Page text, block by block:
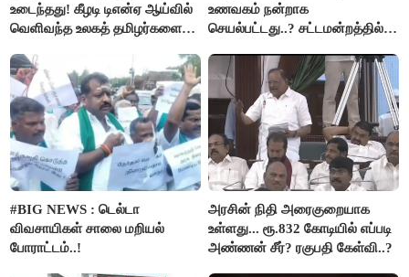
உடைந்தது! கீழடி டிஎன்ஏ ஆய்வில்
வெளிவந்த உலகத் தமிழர்களை
உணவகம் நன்றாக
செயல்பட்டது..? சட்டமன்றத்தில்
#BIG NEWS : டெல்டா
விவசாயிகள் சாலை மறியல்
போராட்டம்..!
அரசின் நிதி அரைகுறையாக
உள்ளது... ரூ.832 கோடியில் எப்படி
அண்ணன் சீர்? ரகுபதி கேள்வி..?